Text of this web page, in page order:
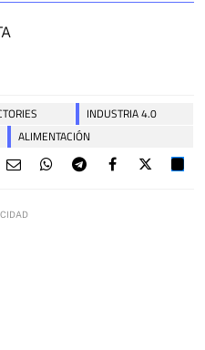
INDUSTRIA 4.0
ALIMENTACIÓN